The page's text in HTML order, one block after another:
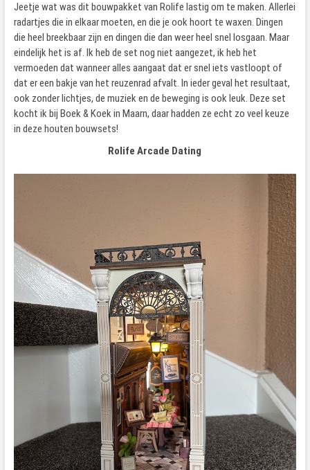
Jeetje wat was dit bouwpakket van Rolife lastig om te maken. Allerlei
radartjes die in elkaar moeten, en die je ook hoort te waxen. Dingen
die heel breekbaar zijn en dingen die dan weer heel snel losgaan. Maar
eindelijk het is af. Ik heb de set nog niet aangezet, ik heb het
vermoeden dat wanneer alles aangaat dat er snel iets vastloopt of
dat er een bakje van het reuzenrad afvalt. In ieder geval het resultaat,
ook zonder lichtjes, de muziek en de beweging is ook leuk. Deze set
kocht ik bij Boek & Koek in Maarn, daar hadden ze echt zo veel keuze
in deze houten bouwsets!
Rolife Arcade Dating